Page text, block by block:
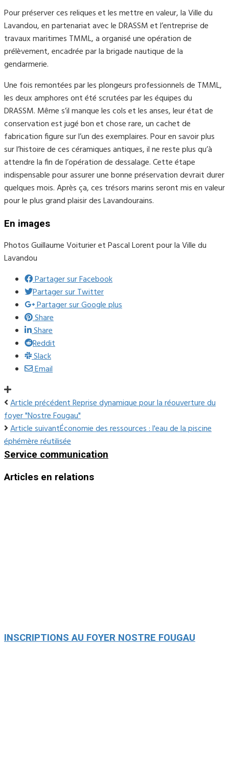
Pour préserver ces reliques et les mettre en valeur, la Ville du
Lavandou, en partenariat avec le DRASSM et l’entreprise de
travaux maritimes TMML, a organisé une opération de
prélèvement, encadrée par la brigade nautique de la
gendarmerie.
Une fois remontées par les plongeurs professionnels de TMML,
les deux amphores ont été scrutées par les équipes du
DRASSM. Même s’il manque les cols et les anses, leur état de
conservation est jugé bon et chose rare, un cachet de
fabrication figure sur l’un des exemplaires. Pour en savoir plus
sur l’histoire de ces céramiques antiques, il ne reste plus qu’à
attendre la fin de l’opération de dessalage. Cette étape
indispensable pour assurer une bonne préservation devrait durer
quelques mois. Après ça, ces trésors marins seront mis en valeur
pour le plus grand plaisir des Lavandourains.
En images
Photos Guillaume Voiturier et Pascal Lorent pour la Ville du
Lavandou
Partager sur Facebook
Partager sur Twitter
Partager sur Google plus
Share
Share
Reddit
Slack
Email
Article précédentReprise dynamique pour la réouverture du
foyer "Nostre Fougau"
Article suivantÉconomie des ressources : l'eau de la piscine
éphémère réutilisée
Service communication
Articles en relations
INSCRIPTIONS AU FOYER NOSTRE FOUGAU